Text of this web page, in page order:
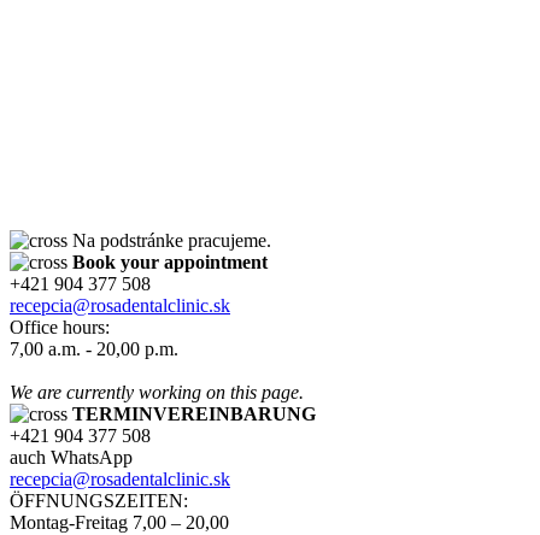
Na podstránke pracujeme.
Book your appointment
+421 904 377 508
recepcia@rosadentalclinic.sk
Office hours:
7,00 a.m. - 20,00 p.m.
We are currently working on this page.
TERMINVEREINBARUNG
+421 904 377 508
auch WhatsApp
recepcia@rosadentalclinic.sk
ÖFFNUNGSZEITEN:
Montag-Freitag 7,00 – 20,00